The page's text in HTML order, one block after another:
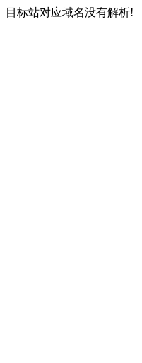
目标站对应域名没有解析!